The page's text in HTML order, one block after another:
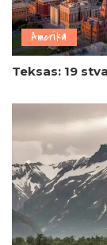
Amerika
Teksas: 19